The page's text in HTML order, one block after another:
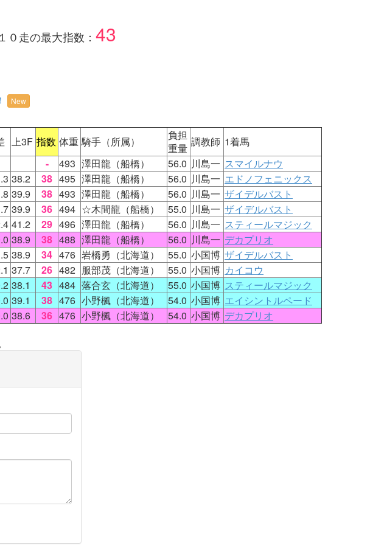
０走の最大指数： 43
New
上3F 指数 体重 騎手（所属）
負担
重量 調教師 1着馬
- 493 澤田龍（船橋） 56.0 川島一 スマイルナウ
38.2 38 495 澤田龍（船橋） 56.0 川島一 エドノフェニックス
39.9 38 493 澤田龍（船橋） 56.0 川島一 ザイデルバスト
39.9 36 494 ☆木間龍（船橋） 55.0 川島一 ザイデルバスト
41.2 29 496 澤田龍（船橋） 56.0 川島一 スティールマジック
38.9 38 488 澤田龍（船橋） 56.0 川島一 デカプリオ
38.9 34 476 岩橋勇（北海道） 55.0 小国博 ザイデルバスト
37.7 26 482 服部茂（北海道） 55.0 小国博 カイコウ
38.1 43 484 落合玄（北海道） 55.0 小国博 スティールマジック
39.1 38 476 小野楓（北海道） 54.0 小国博 エイシントルペード
38.6 36 476 小野楓（北海道） 54.0 小国博 デカプリオ